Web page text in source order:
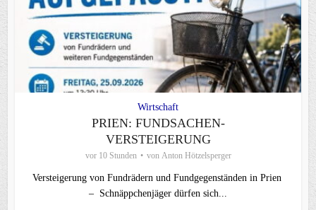
Wirtschaft
PRIEN: FUNDSACHEN-
VERSTEIGERUNG
vor 10 Stunden von Anton Hötzelsperger
Versteigerung von Fundrädern und Fundgegenständen in Prien
– Schnäppchenjäger dürfen sich...